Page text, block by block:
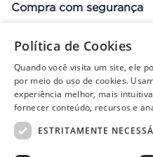
Compra com segurança
Preços, promoções, condições
para compras no site. Em caso
carrinho no fechamento do
Política de Cookies
Quando você visita um site, ele
por meio do uso de cookies.
experiência melhor, mais
fornecer conteúdo, recursos e
ESTRITAMENTE